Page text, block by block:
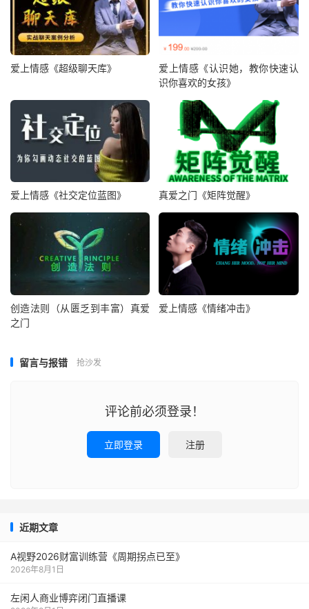
爱上情感《超级聊天库》
爱上情感《认识她，教你快速认
识你喜欢的女孩》
爱上情感《社交定位蓝图》 真爱之门《矩阵觉醒》
创造法则（从匮乏到丰富）真爱
之门
爱上情感《情绪冲击》
留言与报错 抢沙发
评论前必须登录！
立即登录 注册
近期文章
A视野2026财富训练营《周期拐点已至》
2026年8月1日
左闲人商业博弈闭门直播课